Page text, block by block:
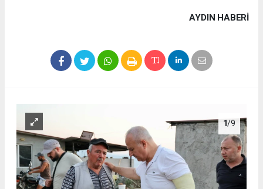
AYDIN HABERİ
1/9